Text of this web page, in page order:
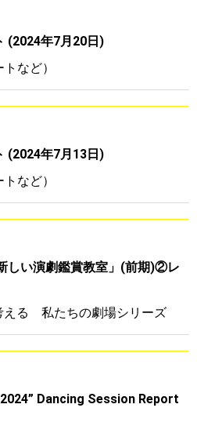
(2024年7月20日)
など）
(2024年7月13日)
など）
しい演劇鑑賞教室」(前期)②レ
える 私たちの劇場シリーズ
Dancing Session Report